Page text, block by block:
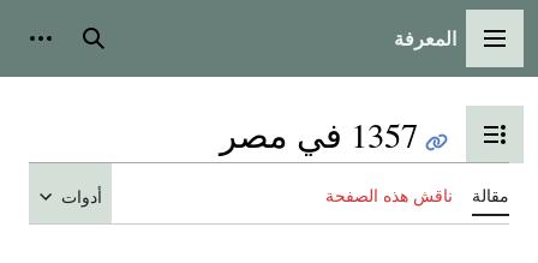
القائمة الرئيسية
المعرفة بحث
تبديل عرض جدول المحتويات
1357 في مصر
مقالة ناقش هذه الصفحة أدوات